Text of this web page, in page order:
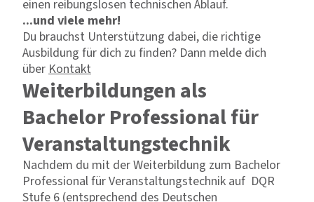
einen reibungslosen technischen Ablauf.
...und viele mehr!
Du brauchst Unterstützung dabei, die richtige
Ausbildung für dich zu finden? Dann melde dich
über Kontakt
Weiterbildungen als
Bachelor Professional für
Veranstaltungstechnik
Nachdem du mit der Weiterbildung zum Bachelor
Professional für Veranstaltungstechnik auf DQR
Stufe 6 (entsprechend des Deutschen